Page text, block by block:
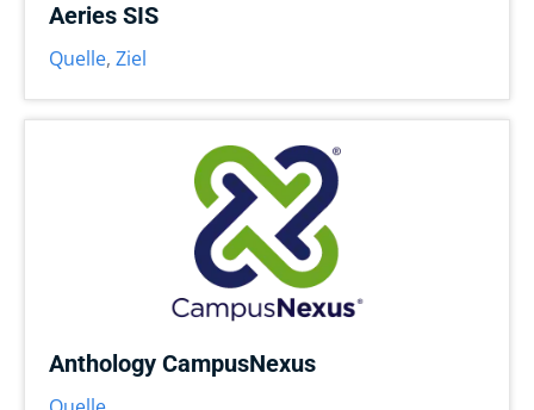
Aeries SIS
Quelle, Ziel
Anthology CampusNexus